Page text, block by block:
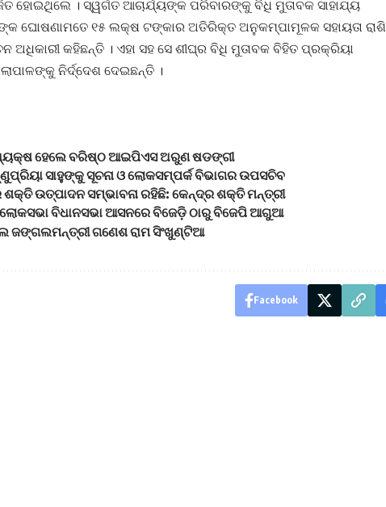
ହୋଇଥିଲେ । ସ୍ୱର୍ଗତ ଆଚାର୍ଯ୍ୟଙ୍କ ପରିବାରଙ୍କୁ ବିଧି ମୁତାବକ ସାହାଯ୍ୟ
ଘୋଷଣାମତେ ୧୫ ଲକ୍ଷ ଟଙ୍କାର ଅତିରିକ୍ତ ଅନୁକମ୍ପାମୂଳକ ସହାୟତା ରାଶି
ଅଧିକାରୀ କହିଛନ୍ତି । ଏହା ସହ ସେ ଶୀଘ୍ର ବିଧି ମୁତାବକ ବିହିତ ପ୍ରକ୍ରିୟା
ନିର୍ଦ୍ଦେଶ ଦେଇଛନ୍ତି ।
ହେଲେ ବରିଷ୍ଠ ଆଇପିଏସ ଅରୁଣ ଷଡଙ୍ଗୀ
ସାହୁଙ୍କୁ ସୂଚନା ଓ ଲୋକସମ୍ପର୍କ ବିଭାଗର ଉପସଚିବ
ଉତ୍ପାଦନ ସମ୍ଭାବନା ରହିଛି: କେନ୍ଦ୍ର ଶକ୍ତି ମନ୍ତ୍ରୀ
ବିଧାନସଭା ଆସନରେ ବିଜେଡ଼ି ଠାରୁ ବିଜେପି ଆଗୁଆ
ଜଙ୍ଗଲମନ୍ତ୍ରୀ ଗଣେଶ ରାମ ସିଂଖୁଣ୍ଟିଆ
Facebook